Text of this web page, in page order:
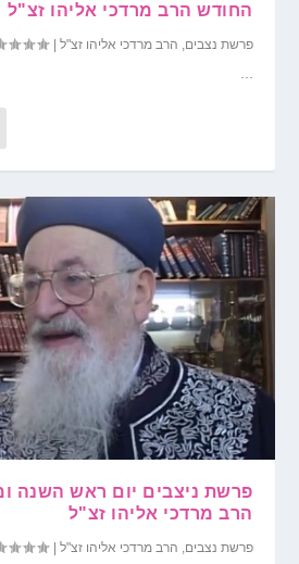
החודש הרב מרדכי אליהו זצ"ל
פרשת נצבים, הרב מרדכי אליהו זצ"ל |
...
פרשת ניצבים יום ראש השנה
הרב מרדכי אליהו זצ"ל
פרשת נצבים, הרב מרדכי אליהו זצ"ל |